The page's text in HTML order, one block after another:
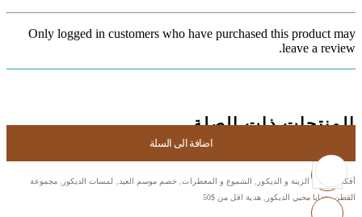
Only logged in customers who have purchased this product may
leave a review.
المنتجات ذات الصلة
اضافة الى السلة
أفكار الهدايا , الزينة و الديكور الشموع و المعطرات, خصم موسم العيد لمسات الديكور ,مجموعة
القطن,هدايا محبي الديكور ,هدية اقل من $50